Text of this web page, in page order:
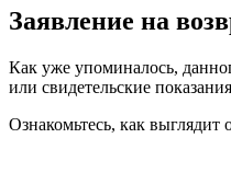
Заявление на
Как уже упоминалось,
или свидетельские
Ознакомьтесь, как выглядит